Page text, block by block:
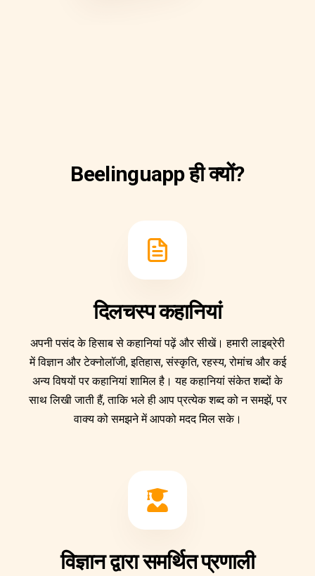
Beelinguapp ही क्यों?
दिलचस्प कहानियां
अपनी पसंद के हिसाब से कहानियां पढ़ें और सीखें। हमारी लाइब्रेरी
में विज्ञान और टेक्नोलॉजी, इतिहास, संस्कृति, रहस्य, रोमांच और कई
अन्य विषयों पर कहानियां शामिल है। यह कहानियां संकेत शब्दों के
साथ लिखी जाती हैं, ताकि भले ही आप प्रत्येक शब्द को न समझें, पर
वाक्य को समझने में आपको मदद मिल सके।
विज्ञान द्वारा समर्थित प्रणाली